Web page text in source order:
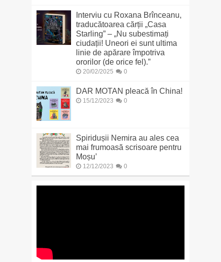
Interviu cu Roxana Brînceanu,
traducătoarea cărții „Casa
Starling” – „Nu subestimați
ciudații! Uneori ei sunt ultima
linie de apărare împotriva
ororilor (de orice fel).”
20/02/2025 0
DAR MOTAN pleacă în China!
15/12/2023 0
Spiridușii Nemira au ales cea
mai frumoasă scrisoare pentru
Moșu’
12/12/2023 0